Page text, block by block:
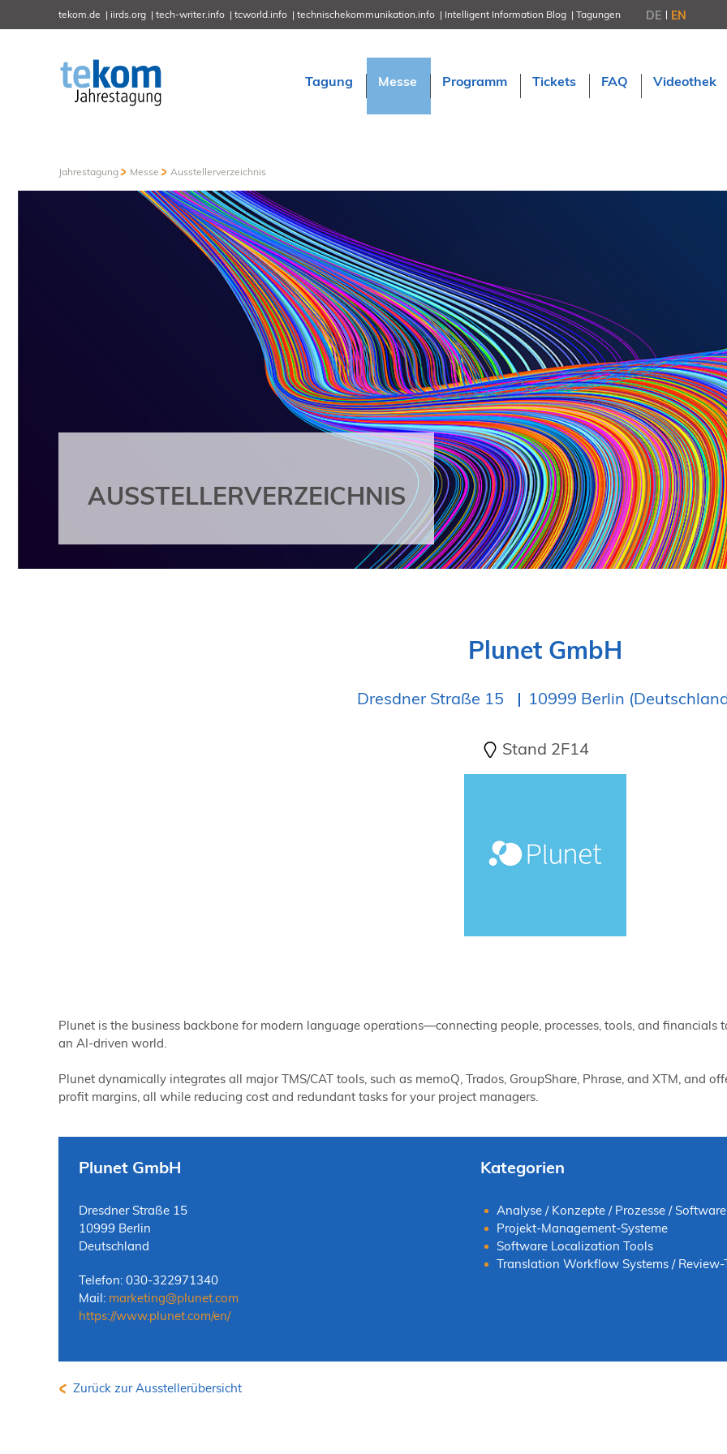
tekom.de iirds.org tech-writer.info tcworld.info technischekommunikation.info Intelligent Information Blog
Tagungen
Information Energy
21.-23. April 2027 Online
2.-3. Juni 2026 in Sofia
DE EN
Tagung Messe Programm Tickets FAQ Videothek
Jahrestagung Messe Ausstellerverzeichnis
AUSSTELLERVERZEICHNIS
Plunet GmbH
Dresdner Straße 15 10999 Berlin
Stand 2F14
Plunet is the business backbone for modern language operations—connecting people, processes, tools, and financials
an AI-driven world.
Plunet dynamically integrates all major TMS/CAT tools, such as memoQ, Trados, GroupShare, Phrase, and XTM, and
profit margins, all while reducing cost and redundant tasks for your project managers.
Plunet GmbH
Dresdner Straße 15
10999 Berlin
Deutschland
Telefon: 030-322971340
Mail: marketing@plunet.com
https://www.plunet.com/en/
Kategorien
Analyse / Konzepte / Prozesse / Software
Projekt-Management-Systeme
Software Localization Tools
Translation Workflow Systems / Review-
Zurück zur Ausstellerübersicht